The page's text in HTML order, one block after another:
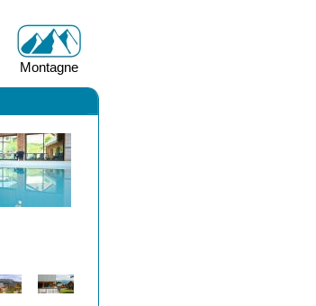
Montagne